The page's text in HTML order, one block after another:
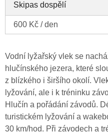
Skipas dospělí
600 Kč / den
Vodní lyžařský vlek se
hlučínského jezera, které
z blízkého i širšího okolí.
lyžování, ale i k tréninku
Hlučín a pořádání závodů.
turistickém lyžování a
30 km/hod. Při závodech a